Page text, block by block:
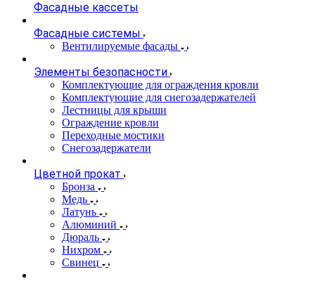
Фасадные кассеты
Фасадные системы
Вентилируемые фасады
Элементы безопасности
Комплектующие для ограждения кровли
Комплектующие для снегозадержателей
Лестницы для крыши
Ограждение кровли
Переходные мостики
Снегозадержатели
Цветной прокат
Бронза
Медь
Латунь
Алюминий
Дюраль
Нихром
Свинец